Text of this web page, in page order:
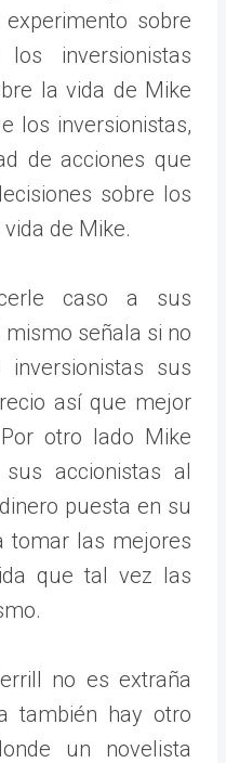
sobre
inversionistas
la vida de Mike
los inversionistas,
de acciones que
sobre los
de Mike.
caso a sus
señala si no
sus
así que mejor
otro lado Mike
accionistas al
puesta en su
tomar las mejores
que tal vez las
no es extraña
también hay otro
un novelista